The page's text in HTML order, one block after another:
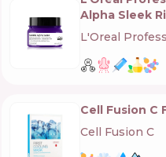
Alpha Sleek
L'Oreal
Cell Fusion C
Cell Fusion C